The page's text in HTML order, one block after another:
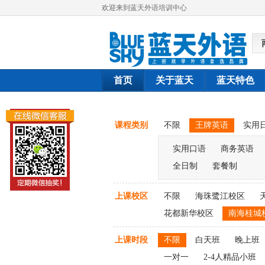
欢迎来到蓝天外语培训中心
首页 关于蓝天 蓝天特色
课程类别 不限 王牌英语 实用
实用口语 商务英语
全日制
套餐制
上课校区 不限 海珠鹭江校区
花都新华校区
南海桂城
上课时段 不限 白天班 晚上班
一对一
2-4人精品小班